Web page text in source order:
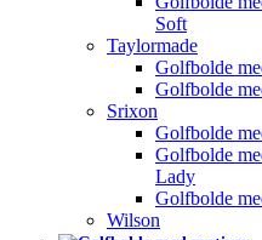
Soft
Taylormade
Golfbolde
Golfbolde
Srixon
Golfbolde
Golfbolde
Lady
Golfbolde
Wilson